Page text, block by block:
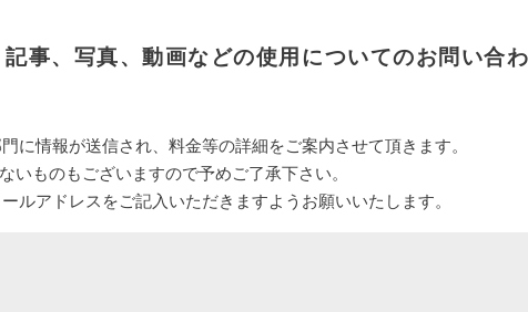
記事、写真、動画などの使用についてのお問い合
に情報が送信され、料金等の詳細をご案内させて頂きます。
いものもございますので予めご了承下さい。
ルアドレスをご記入いただきますようお願いいたします。